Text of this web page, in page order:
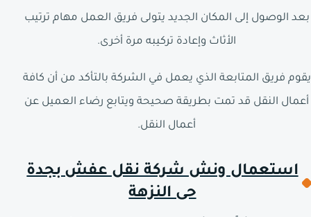
بعد الوصول إلى المكان الجديد يتولى فريق العمل مهام ترتيب
الأثاث وإعادة تركيبه مرة أخرى.
يقوم فريق المتابعة الذي يعمل في الشركة بالتأكد من أن كافة
أعمال النقل قد تمت بطريقة صحيحة ويتابع رضاء العميل عن
أعمال النقل.
استعمال ونش شركة نقل عفش بجدة
حى النزهة